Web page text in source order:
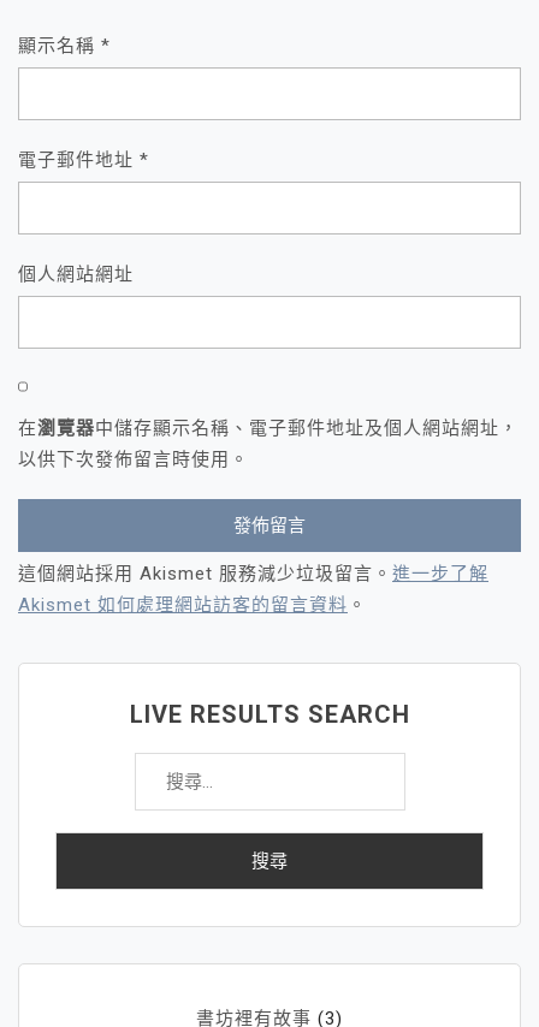
顯示名稱 *
電子郵件地址 *
個人網站網址
在瀏覽器中儲存顯示名稱、電子郵件地址及個人網站網址，
以供下次發佈留言時使用。
這個網站採用 Akismet 服務減少垃圾留言。 進一步了解
Akismet 如何處理網站訪客的留言資料 。
LIVE RESULTS SEARCH
搜
關
書坊裡有故事 (3)